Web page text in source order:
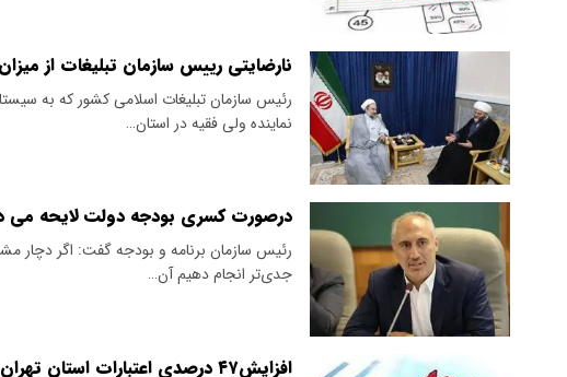
نارضایتی رییس سازمان تبلیغات از
رئیس سازمان تبلیغات اسلامی کشور که به
نماینده ولی فقیه در استان…
درصورت کسری بودجه دولت لایحه می
رئیس سازمان برنامه و بودجه گفت: اگر دچار
جدی‌تر انجام دهیم آن…
افزایش۴۷ درصدی اعتبارات استان تهران